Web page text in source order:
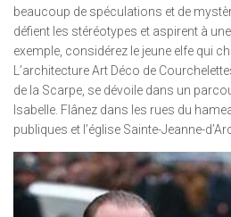
beaucoup de spéculations et de
défient les stéréotypes et aspirent à
exemple, considérez le jeune elfe qui
L’architecture Art Déco de
de la Scarpe, se dévoile dans un
Isabelle. Flânez dans les rues du
publiques et l’église Sainte-Jeanne-